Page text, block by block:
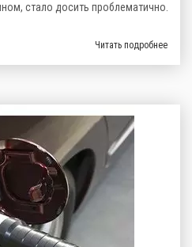
стало досить проблематично.
Читать подробнее